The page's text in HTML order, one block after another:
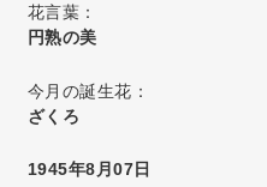
花言葉：
円熟の美
今月の誕生花：
ざくろ
1945年8月07日